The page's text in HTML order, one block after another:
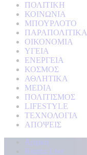
ΠΟΛΙΤΙΚΗ
ΚΟΙΝΩΝΙΑ
ΜΠΟΥΡΛΟΤΟ
ΠΑΡΑΠΟΛΙΤΙΚΑ
ΟΙΚΟΝΟΜΙΑ
ΥΓΕΙΑ
ΕΝΕΡΓΕΙΑ
ΚΟΣΜΟΣ
ΑΘΛΗΤΙΚΑ
MEDIA
ΠΟΛΙΤΙΣΜΟΣ
LIFESTYLE
ΤΕΧΝΟΛΟΓΙΑ
ΑΠΟΨΕΙΣ
Αρχική
Kontra Live